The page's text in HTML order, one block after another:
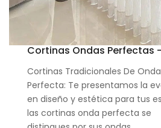
Cortinas Ondas Perfectas
Cortinas Tradicionales De Onda
Perfecta: Te presentamos la
en diseño y estética para tus
las cortinas onda perfecta se